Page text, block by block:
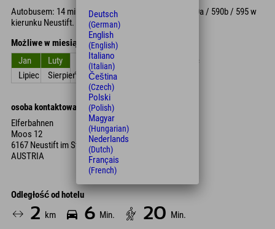
Autobusem: 14 minut z przystanku Außerrain linii 590a / 590b / 595 w
kierunku Neustift.
Możliwe w miesiącach
Jan
Luty Zniszczyćkwiecień
Czerwiec
Lipiec
Sierpień WrzesieńPaździernik
osoba kontaktowa
Elferbahnen
Moos 12
6167 Neustift im Stubaital
AUSTRIA
Odległość od hotelu
2 km 6 Min. 20 Min.
Deutsch
(German)
English
(English)
Italiano
(Italian)
Čeština
(Czech)
Polski
(Polish)
Magyar
(Hungarian)
Nederlands
(Dutch)
Français
(French)